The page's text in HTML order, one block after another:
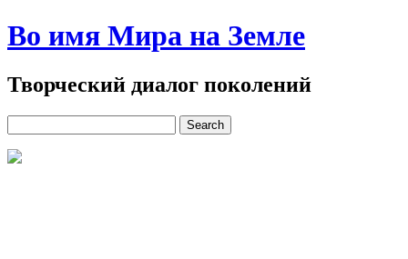
Во имя Мира на Земле
Творческий диалог поколений